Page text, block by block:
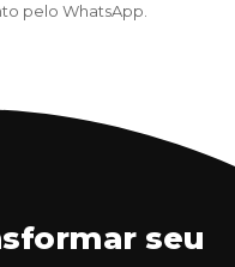
pelo WhatsApp.
seu